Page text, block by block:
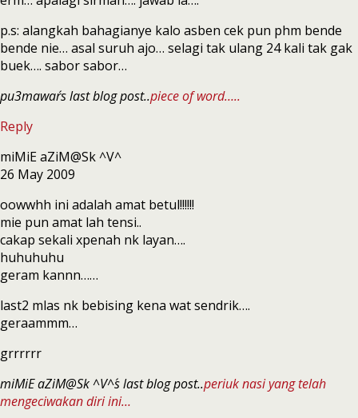
p.s: alangkah bahagianye kalo asben cek pun phm bende
bende nie… asal suruh ajo… selagi tak ulang 24 kali tak gak
buek…. sabor sabor…
pu3mawar´s last blog post..piece of word…..
Reply
miMiE aZiM@Sk ^V^
26 May 2009
oowwhh ini adalah amat betul!!!!!!
mie pun amat lah tensi..
cakap sekali xpenah nk layan….
huhuhuhu
geram kannn……
last2 mlas nk bebising kena wat sendrik….
geraammm…
grrrrrr
miMiE aZiM@Sk ^V^´s last blog post..periuk nasi yang telah
mengeciwakan diri ini…